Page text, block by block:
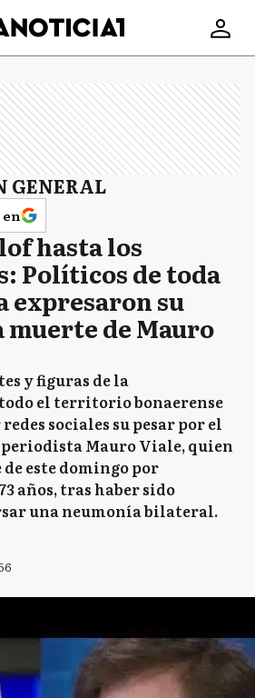
GENERAL
en
hasta los
Políticos de toda
expresaron su
muerte de Mauro
y figuras de la
el territorio bonaerense
sociales su pesar por el
Mauro Viale, quien
este domingo por
años, tras haber sido
una neumonía bilateral.